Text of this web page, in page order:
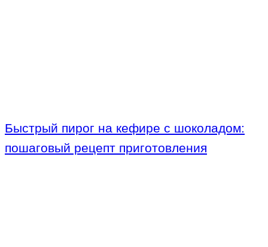
Быстрый пирог на кефире с шоколадом:
пошаговый рецепт приготовления